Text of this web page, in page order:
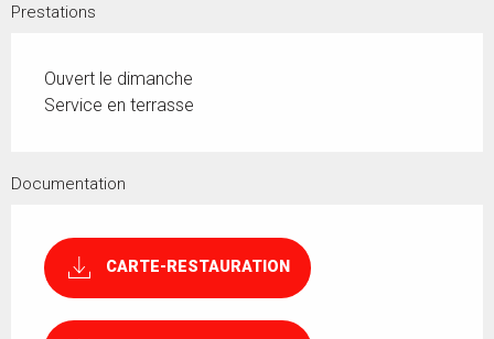
Prestations
Ouvert le dimanche
Service en terrasse
Documentation
CARTE-RESTAURATION